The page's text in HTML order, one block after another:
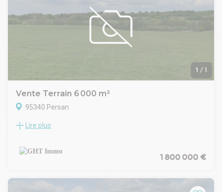
1 / 1
Vente Terrain 6 000 m²
95340 Persan
Le cabinet GHT IMMO vous propose : à Persan, un bâtiment
m².
Le site comprend également environ 4 800 m² de terrain
sur www.ghtimmo.fr (réf. 940050532)
Lire plus
1 800 000 €